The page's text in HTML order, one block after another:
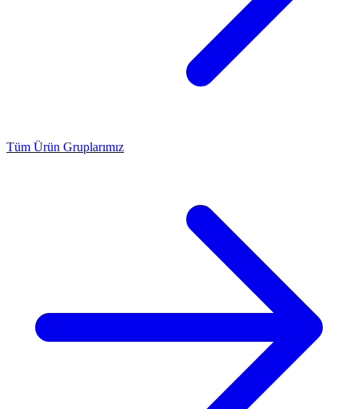
Tüm Ürün Gruplarımız